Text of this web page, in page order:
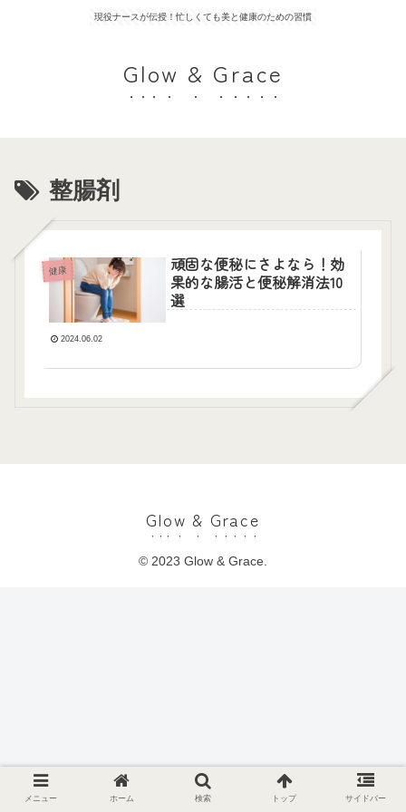
現役ナースが伝授！忙しくても美と健康のための習慣
Glow & Grace
整腸剤
健康
頑固な便秘にさよなら！効
果的な腸活と便秘解消法10
選
2024.06.02
Glow & Grace
© 2023 Glow & Grace.
メニュー ホーム 検索 トップ サイドバー